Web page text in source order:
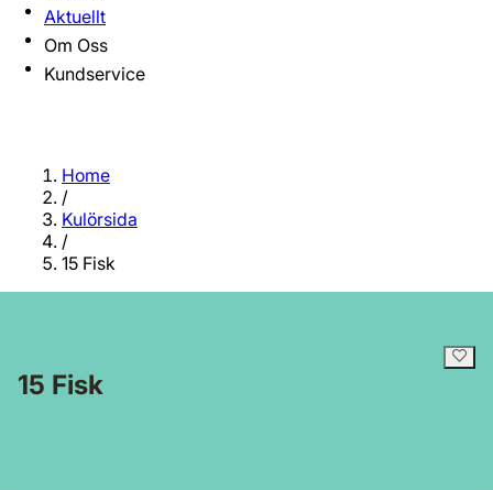
Aktuellt
Om Oss
Kundservice
Home
/
Kulörsida
/
15 Fisk
15 Fisk